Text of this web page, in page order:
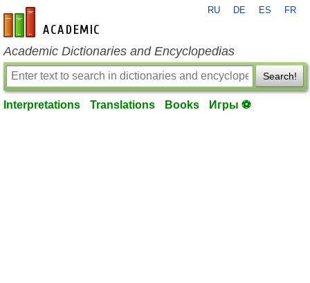
en-academic.com
RU DE ES FR
Academic Dictionaries and Encyclopedias
Search!
Interpretations Translations Books Игры ⚽